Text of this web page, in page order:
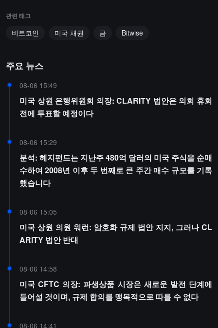
관련 태그
비트코인 미국 채권 금 Bitwise
주요 뉴스
08-06 15:49
미국 상원 은행위원회 의장: CLARITY 법안은 의회 휴회
전에 투표할 예정이다
08-06 15:29
분석: 헤지펀드는 지난주 480억 달러의 미국 주식을 순매
수하여 2008년 이후 두 번째로 큰 주간 매수 규모를 기록
했습니다
08-06 15:05
미국 상원 의원 워런: 암호화 규제 법안 지지, 그러나 CL
ARITY 법안 반대
08-06 14:58
미국 CFTC 의장: 파생상품 시장은 새로운 발전 단계에
들어설 것이며, 규제 합의를 맹목적으로 따를 수 없다
08-06 14:41